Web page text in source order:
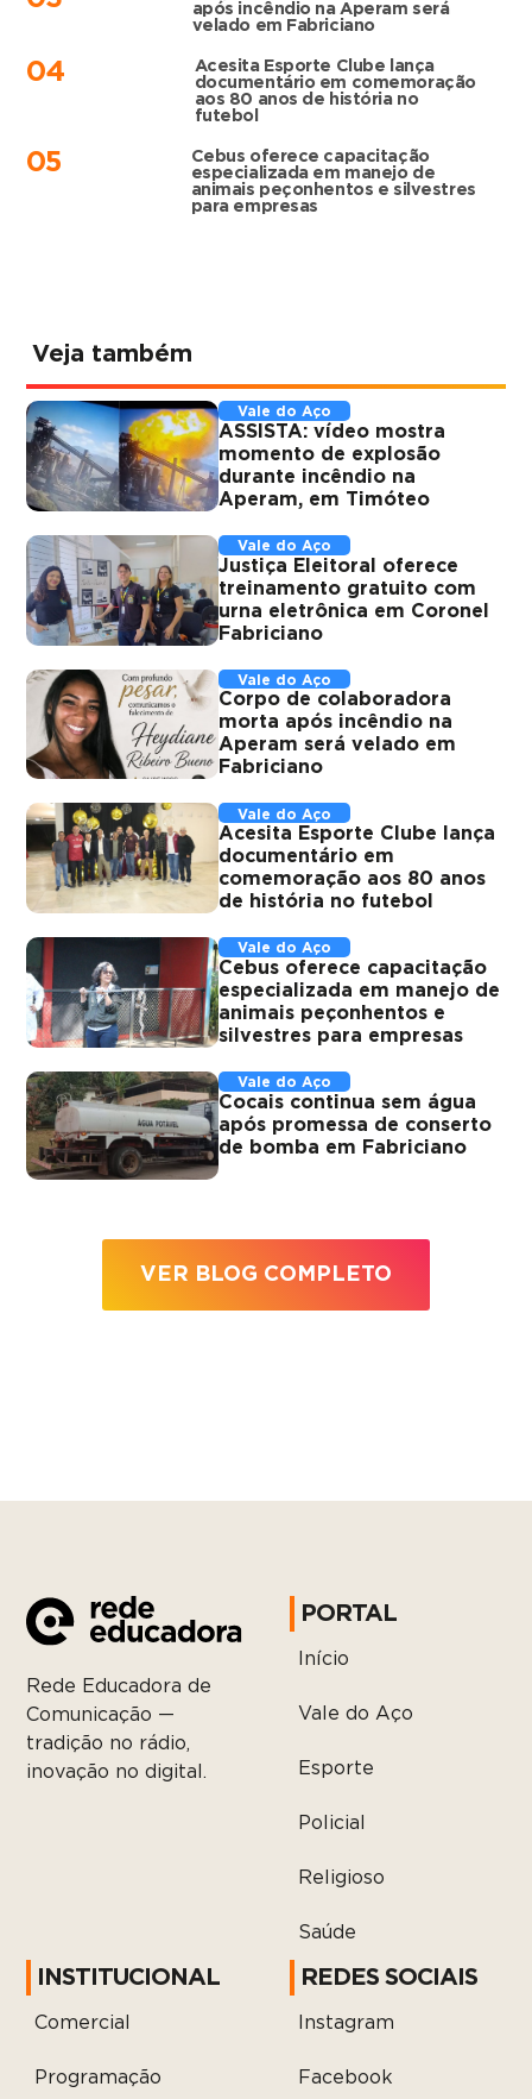
após incêndio na Aperam será
velado em Fabriciano
04
Acesita Esporte Clube lança
documentário em comemoração
aos 80 anos de história no
futebol
05
Cebus oferece capacitação
especializada em manejo de
animais peçonhentos e silvestres
para empresas
Veja também
Vale do Aço
ASSISTA: vídeo mostra
momento de explosão
durante incêndio na
Aperam, em Timóteo
Vale do Aço
Justiça Eleitoral oferece
treinamento gratuito com
urna eletrônica em Coronel
Fabriciano
Vale do Aço
Corpo de colaboradora
morta após incêndio na
Aperam será velado em
Fabriciano
Vale do Aço
Acesita Esporte Clube lança
documentário em
comemoração aos 80 anos
de história no futebol
Vale do Aço
Cebus oferece capacitação
especializada em manejo de
animais peçonhentos e
silvestres para empresas
Vale do Aço
Cocais continua sem água
após promessa de conserto
de bomba em Fabriciano
VER BLOG COMPLETO
Rede Educadora de
Comunicação —
tradição no rádio,
inovação no digital.
PORTAL
Início
Vale do Aço
Esporte
Policial
Religioso
Saúde
INSTITUCIONAL
Comercial
Programação
REDES SOCIAIS
Instagram
Facebook